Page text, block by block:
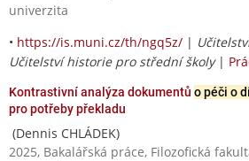
univerzita
• https://is.muni.cz/th/ngq5z/ |
Učitelství historie pro střední školy|
Kontrastivní analýza dokumentů o péči o
pro potřeby překladu
(Dennis CHLÁDEK)
2025, Bakalářská práce, Filozofická